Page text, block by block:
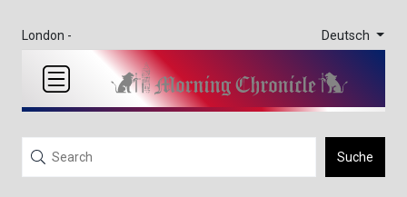
London - Deutsch
Suche